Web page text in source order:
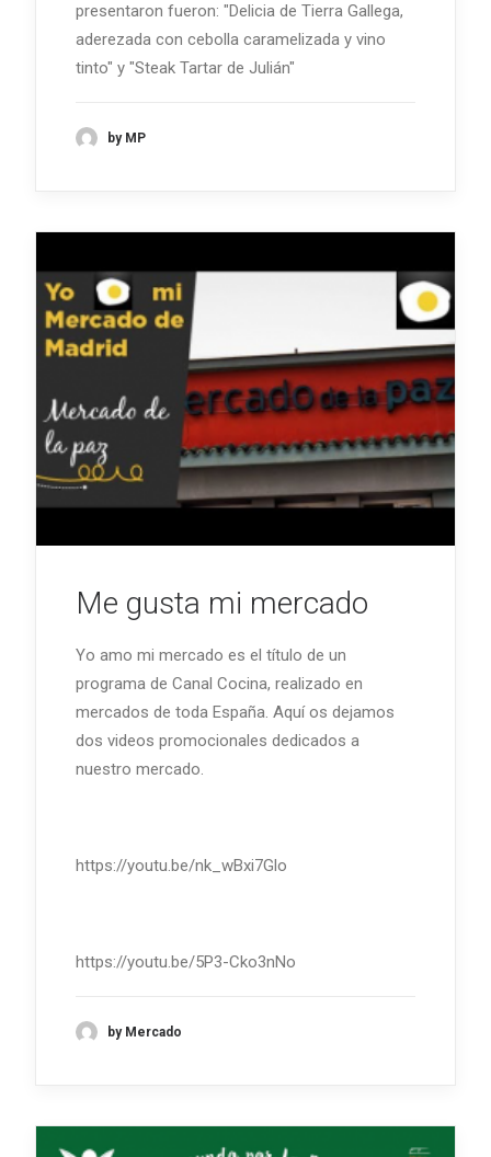
presentaron fueron: "Delicia de Tierra Gallega,
aderezada con cebolla caramelizada y vino
tinto" y "Steak Tartar de Julián"
by MP
Me gusta mi mercado
Yo amo mi mercado es el título de un
programa de Canal Cocina, realizado en
mercados de toda España. Aquí os dejamos
dos videos promocionales dedicados a
nuestro mercado.
https://youtu.be/nk_wBxi7Glo
https://youtu.be/5P3-Cko3nNo
by Mercado